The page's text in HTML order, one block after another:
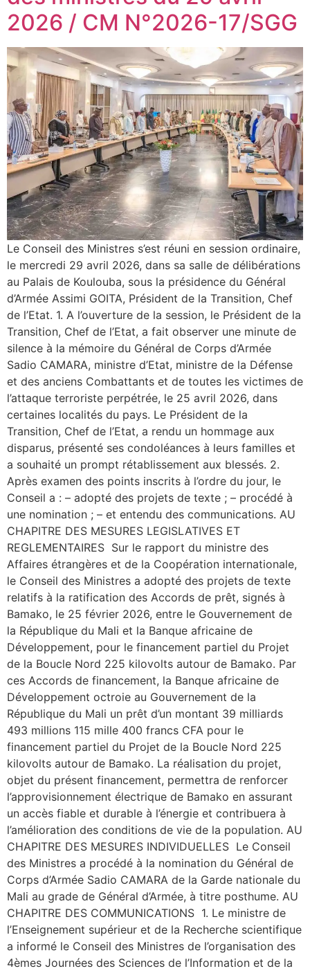
2026 / CM N°2026-17/SGG
Le Conseil des Ministres s’est réuni en session ordinaire,
le mercredi 29 avril 2026, dans sa salle de délibérations
au Palais de Koulouba, sous la présidence du Général
d’Armée Assimi GOITA, Président de la Transition, Chef
de l’Etat. 1. A l’ouverture de la session, le Président de la
Transition, Chef de l’Etat, a fait observer une minute de
silence à la mémoire du Général de Corps d’Armée
Sadio CAMARA, ministre d’Etat, ministre de la Défense
et des anciens Combattants et de toutes les victimes de
l’attaque terroriste perpétrée, le 25 avril 2026, dans
certaines localités du pays. Le Président de la
Transition, Chef de l’Etat, a rendu un hommage aux
disparus, présenté ses condoléances à leurs familles et
a souhaité un prompt rétablissement aux blessés. 2.
Après examen des points inscrits à l’ordre du jour, le
Conseil a : – adopté des projets de texte ; – procédé à
une nomination ; – et entendu des communications. AU
CHAPITRE DES MESURES LEGISLATIVES ET
REGLEMENTAIRES Sur le rapport du ministre des
Affaires étrangères et de la Coopération internationale,
le Conseil des Ministres a adopté des projets de texte
relatifs à la ratification des Accords de prêt, signés à
Bamako, le 25 février 2026, entre le Gouvernement de
la République du Mali et la Banque africaine de
Développement, pour le financement partiel du Projet
de la Boucle Nord 225 kilovolts autour de Bamako. Par
ces Accords de financement, la Banque africaine de
Développement octroie au Gouvernement de la
République du Mali un prêt d’un montant 39 milliards
493 millions 115 mille 400 francs CFA pour le
financement partiel du Projet de la Boucle Nord 225
kilovolts autour de Bamako. La réalisation du projet,
objet du présent financement, permettra de renforcer
l’approvisionnement électrique de Bamako en assurant
un accès fiable et durable à l’énergie et contribuera à
l’amélioration des conditions de vie de la population. AU
CHAPITRE DES MESURES INDIVIDUELLES Le Conseil
des Ministres a procédé à la nomination du Général de
Corps d’Armée Sadio CAMARA de la Garde nationale du
Mali au grade de Général d’Armée, à titre posthume. AU
CHAPITRE DES COMMUNICATIONS 1. Le ministre de
l’Enseignement supérieur et de la Recherche scientifique
a informé le Conseil des Ministres de l’organisation des
4èmes Journées des Sciences de l’Information et de la